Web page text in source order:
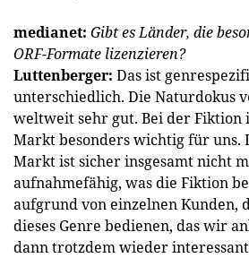
medianet: Gibt es Länder, die
ORF-Formate lizenzieren?
Luttenberger: Das ist
unterschiedlich. Die Naturdokus
weltweit sehr gut. Bei der Fiktion
Markt besonders wichtig für uns.
Markt ist sicher insgesamt nicht
aufnahmefähig, was die Fiktion
aufgrund von einzelnen Kunden,
dieses Genre bedienen, das wir
dann trotzdem wieder